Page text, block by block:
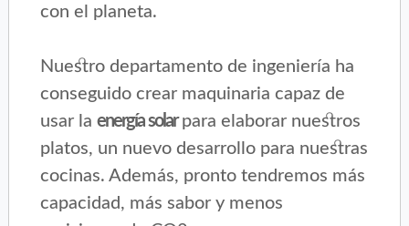
con el planeta.
Nuestro departamento de ingeniería ha
conseguido crear maquinaria capaz de
usar laenergía solarpara elaborar nuestros
platos, un nuevo desarrollo para nuestras
cocinas. Además, pronto tendremos más
capacidad, más sabor y menos